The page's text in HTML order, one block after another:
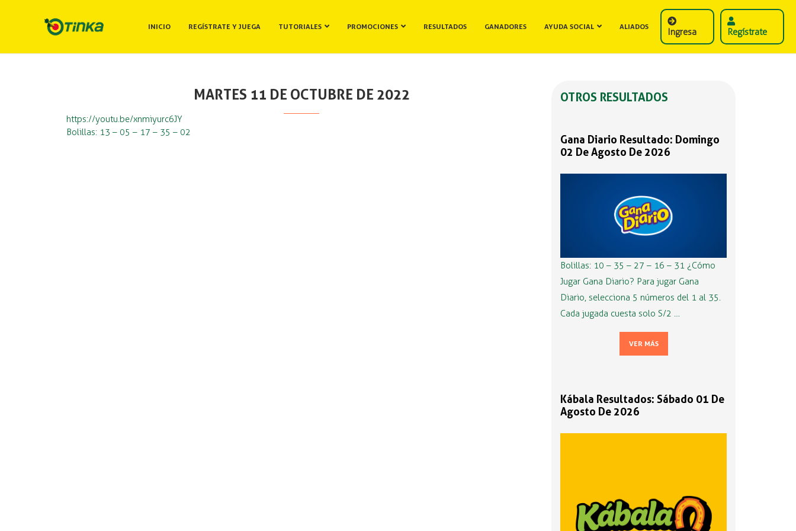
INICIO REGÍSTRATE Y JUEGA TUTORIALES PROMOCIONES RESULTADOS GANADORES AYUDA SOCIAL ALIADOS Ingresa Regístrate
MARTES 11 DE OCTUBRE DE 2022
https://youtu.be/xnmiyurc6JY
Bolillas: 13 – 05 – 17 – 35 – 02
OTROS RESULTADOS
Gana Diario Resultado: Domingo
02 De Agosto De 2026
Bolillas: 10 – 35 – 27 – 16 – 31 ¿Cómo
Jugar Gana Diario? Para jugar Gana
Diario, selecciona 5 números del 1 al 35.
Cada jugada cuesta solo S/2 …
VER MÁS
Kábala Resultados: Sábado 01 De
Agosto De 2026